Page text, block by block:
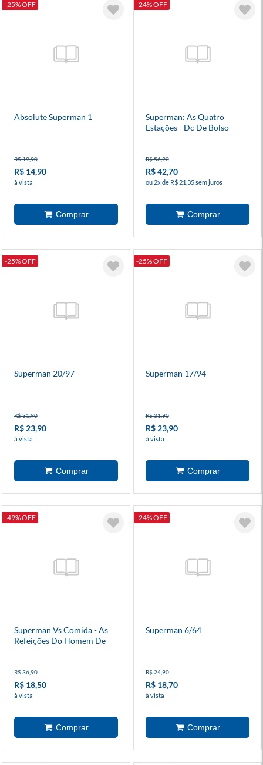
-25% OFF
Absolute Superman 1
R$ 19,90
R$ 14,90
à vista
-24% OFF
Superman: As Quatro
Estações - Dc De Bolso
R$ 56,90
R$ 42,70
ou 2x de R$ 21,35 sem juros
-25% OFF
Superman 20/97
R$ 31,90
R$ 23,90
à vista
-25% OFF
Superman 17/94
R$ 31,90
R$ 23,90
à vista
-49% OFF
Superman Vs Comida - As
Refeições Do Homem De
R$ 36,90
R$ 18,50
à vista
-24% OFF
Superman 6/64
R$ 24,90
R$ 18,70
à vista